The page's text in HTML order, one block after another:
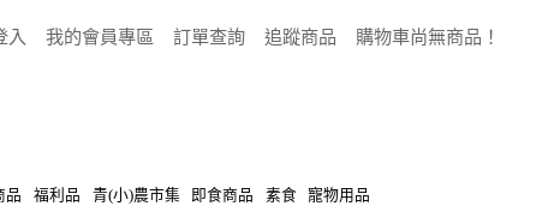
入 我的會員專區 訂單查詢 追蹤商品 購物車尚無商品！
品 福利品 青(小)農市集 即食商品 素食 寵物用品